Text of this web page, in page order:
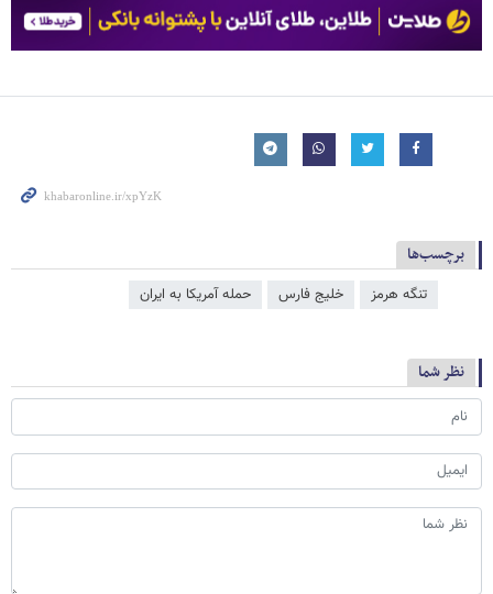
برچسب‌ها
تنگه هرمز خلیج فارس حمله آمریکا به ایران
نظر شما